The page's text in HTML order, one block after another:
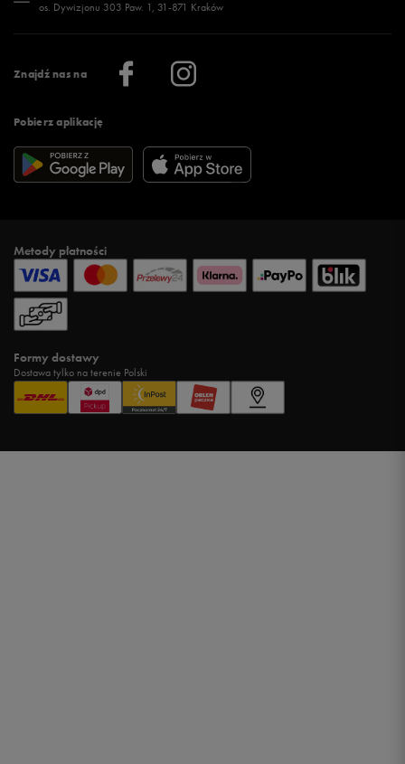
Znajdź nas na
Pobierz aplikację
Regulamin sklepu 50 style
Regulamin aplikacji 50 style
Więcej regulaminów >
Więcej >
Klub 50 style
Praca
Informacje o firmie
os. Dywizjonu 303 Paw. 1, 31-871 Kraków
Metody płatności
Formy dostawy
Dostawa tylko na terenie Polski